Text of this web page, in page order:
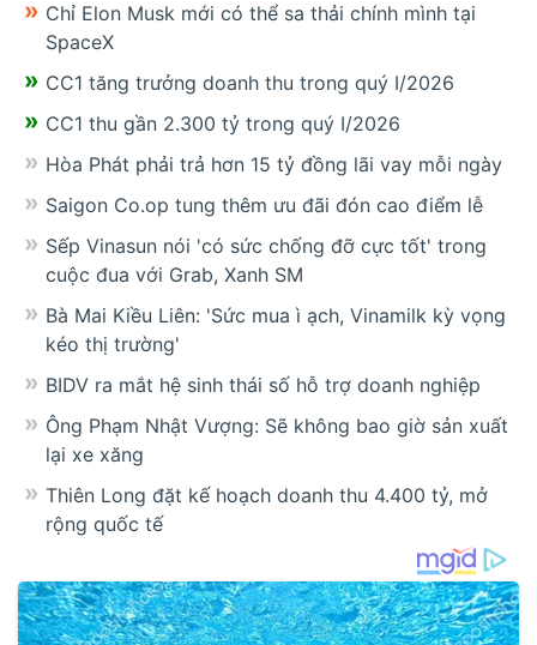
Chỉ Elon Musk mới có thể sa thải chính mình tại
SpaceX
CC1 tăng trưởng doanh thu trong quý I/2026
CC1 thu gần 2.300 tỷ trong quý I/2026
Hòa Phát phải trả hơn 15 tỷ đồng lãi vay mỗi ngày
Saigon Co.op tung thêm ưu đãi đón cao điểm lễ
Sếp Vinasun nói 'có sức chống đỡ cực tốt' trong
cuộc đua với Grab, Xanh SM
Bà Mai Kiều Liên: 'Sức mua ì ạch, Vinamilk kỳ vọng
kéo thị trường'
BIDV ra mắt hệ sinh thái số hỗ trợ doanh nghiệp
Ông Phạm Nhật Vượng: Sẽ không bao giờ sản xuất
lại xe xăng
Thiên Long đặt kế hoạch doanh thu 4.400 tỷ, mở
rộng quốc tế